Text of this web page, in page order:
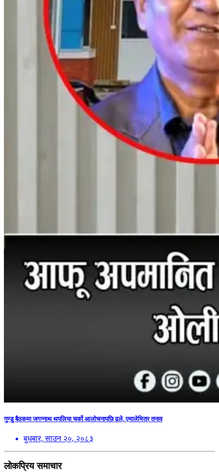
गुण्डु बैठकमा जगन्नाथ थपलिया चर्को आलोचनापछि ढले, एमालेभित्र तनाव
बुधबार, साउन २०, २०८३
लोकप्रिय समाचार